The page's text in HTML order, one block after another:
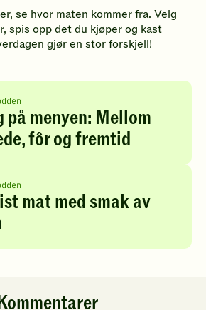
se hvor maten kommer fra. Velg
spis opp det du kjøper og kast
gjør en stor forskjell!
på menyen: Mellom
fôr og fremtid
mat med smak av